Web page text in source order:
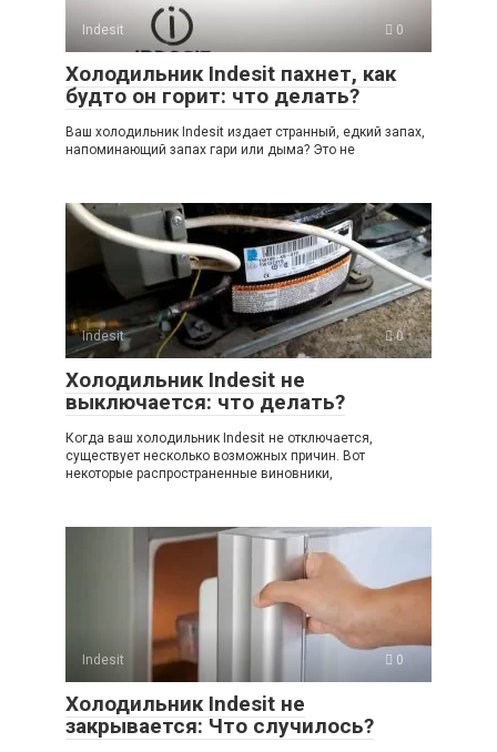
Indesit 0
Холодильник Indesit пахнет, как
будто он горит: что делать?
Ваш холодильник Indesit издает странный, едкий запах,
напоминающий запах гари или дыма? Это не
Indesit 0
Холодильник Indesit не
выключается: что делать?
Когда ваш холодильник Indesit не отключается,
существует несколько возможных причин. Вот
некоторые распространенные виновники,
Indesit 0
Холодильник Indesit не
закрывается: Что случилось?